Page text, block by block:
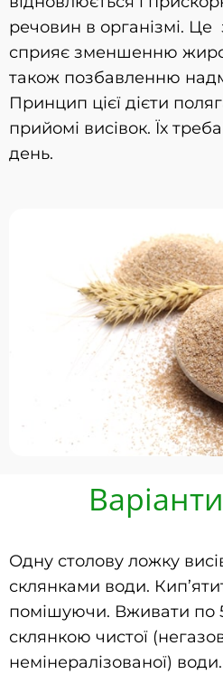
речовин в організмі.
сприяє зменшенню
також позбавленню
Принцип цієї дієти
прийомі висівок. Їх
день.
Одну столову ложку
склянками води.
помішуючи. Вживати по
склянкою чистої
немінералізованої)